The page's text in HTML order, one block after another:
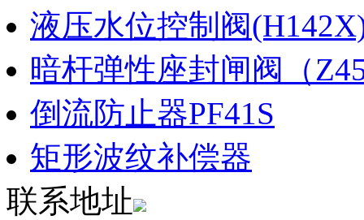
液压水位控制阀
暗杆弹性座封闸阀（
倒流防止器PF41S
矩形波纹补偿器
联系地址